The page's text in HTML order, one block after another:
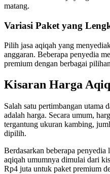
matang.
Variasi Paket yang
Pilih jasa aqiqah yang
anggaran. Beberapa penyedia
premium dengan berbagai
Kisaran Harga
Salah satu pertimbangan utama
adalah harga. Secara umum,
tergantung ukuran kambing,
dipilih.
Berdasarkan beberapa
aqiqah umumnya dimulai dari
Rp4 juta untuk paket premium